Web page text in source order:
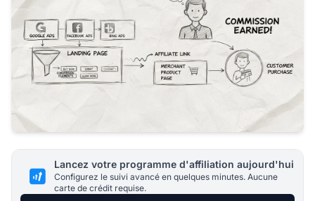
Lancez votre programme d'affiliation aujourd'hui
Configurez le suivi avancé en quelques minutes. Aucune
carte de crédit requise.